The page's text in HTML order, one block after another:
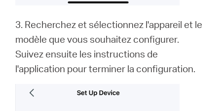
3. Recherchez et sélectionnez l'appareil et le
modèle que vous souhaitez configurer.
Suivez ensuite les instructions de
l'application pour terminer la configuration.